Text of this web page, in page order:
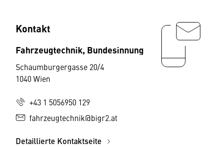
Kontakt
Fahrzeugtechnik, Bundesinnung
Schaumburgergasse 20/4
1040 Wien
+43 1 5056950 129
fahrzeugtechnik@bigr2.at
Detaillierte Kontaktseite